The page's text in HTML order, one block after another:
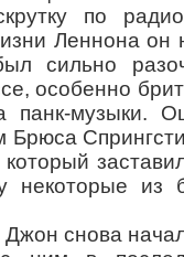
по
Леннона он
сильно
особенно
панк-музыки.
некоторые из
снова начал